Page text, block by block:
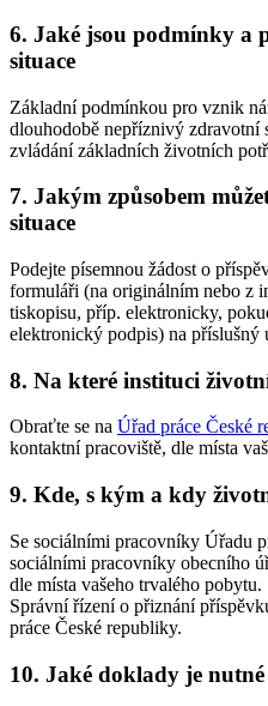
6. Jaké jsou podmínky a
situace
Základní podmínkou pro vznik
dlouhodobě nepříznivý zdravotní
zvládání základních životních
7. Jakým způsobem
situace
Podejte písemnou žádost o
formuláři (na originálním nebo z
tiskopisu, příp. elektronicky,
elektronický podpis) na příslušný
8. Na které instituci
Obraťte se na Úřad práce České
kontaktní pracoviště, dle místa
9. Kde, s kým a kdy
Se sociálními pracovníky Úřadu
sociálními pracovníky obecního
dle místa vašeho trvalého pobytu.
Správní řízení o přiznání
práce České republiky.
10. Jaké doklady je nutné